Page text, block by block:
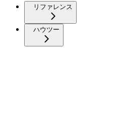
リファレンス
ハウツー